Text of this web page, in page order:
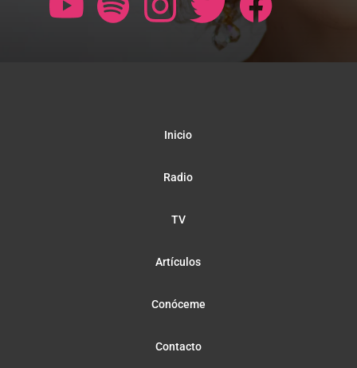
Inicio
Radio
TV
Artículos
Conóceme
Contacto